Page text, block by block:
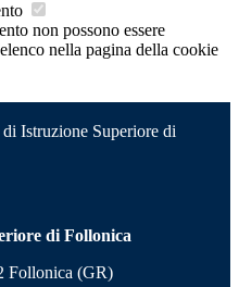
non possono essere
nella pagina della cookie
Istruzione Superiore di
di Follonica
Follonica (GR)